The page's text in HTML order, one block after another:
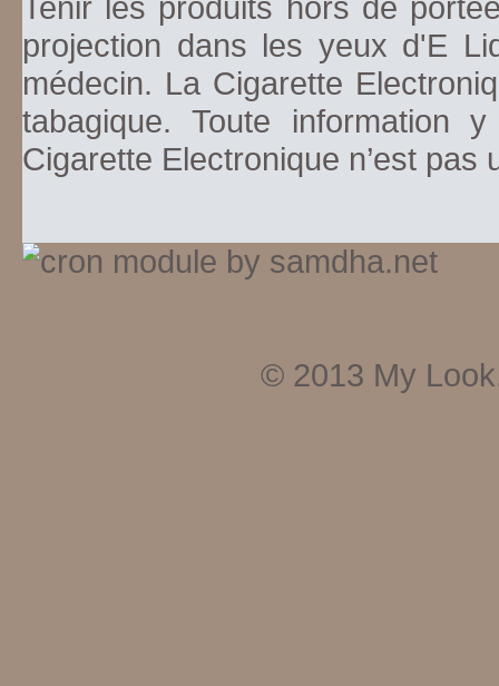
projection dans les yeux d'E
médecin. La Cigarette
tabagique. Toute information
Cigarette Electronique n’est pas
© 2013 My Look